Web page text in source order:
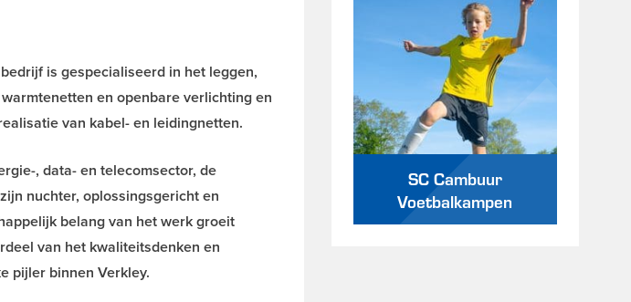
is gespecialiseerd in het leggen,
en openbare verlichting en
van kabel- en leidingnetten.
, data- en telecomsector, de
nuchter, oplossingsgericht en
belang van het werk groeit
van het kwaliteitsdenken en
pijler binnen Verkley.
SC Cambuur
Voetbalkampen